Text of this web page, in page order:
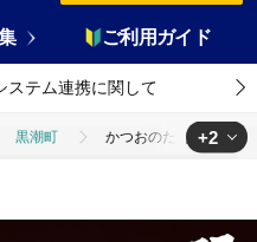
ご利用ガイド
ステム連携に関して
黒潮町 かつおのたたき 明神水
+2